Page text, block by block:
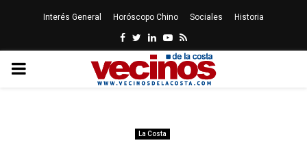
Interés General Horóscopo Chino Sociales Historia
Facebook
Twitter
LinkedinYoutube
Rss
PRIMARY
La Costa